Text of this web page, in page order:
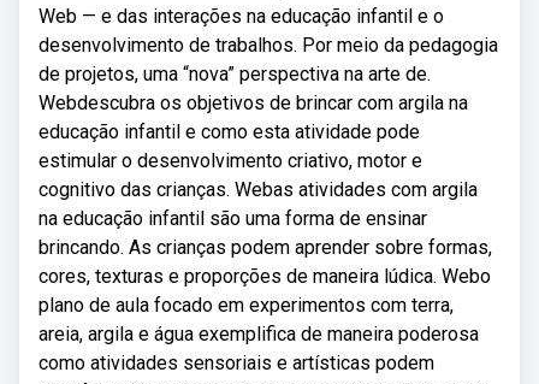
Web — e das interações na educação infantil e o
desenvolvimento de trabalhos. Por meio da pedagogia
de projetos, uma “nova” perspectiva na arte de.
Webdescubra os objetivos de brincar com argila na
educação infantil e como esta atividade pode
estimular o desenvolvimento criativo, motor e
cognitivo das crianças. Webas atividades com argila
na educação infantil são uma forma de ensinar
brincando. As crianças podem aprender sobre formas,
cores, texturas e proporções de maneira lúdica. Webo
plano de aula focado em experimentos com terra,
areia, argila e água exemplifica de maneira poderosa
como atividades sensoriais e artísticas podem